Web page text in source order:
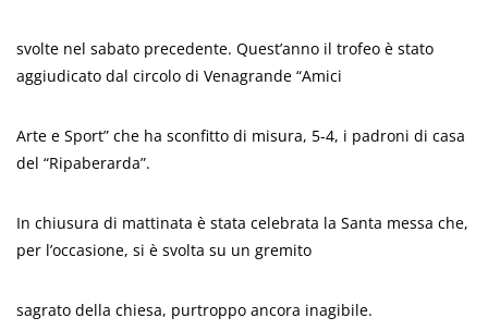
svolte nel sabato precedente. Quest’anno il trofeo è stato
aggiudicato dal circolo di Venagrande “Amici
Arte e Sport” che ha sconfitto di misura, 5-4, i padroni di casa
del “Ripaberarda”.
In chiusura di mattinata è stata celebrata la Santa messa che,
per l’occasione, si è svolta su un gremito
sagrato della chiesa, purtroppo ancora inagibile.